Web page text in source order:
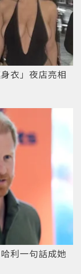
衣」夜店亮相
利一句話成她